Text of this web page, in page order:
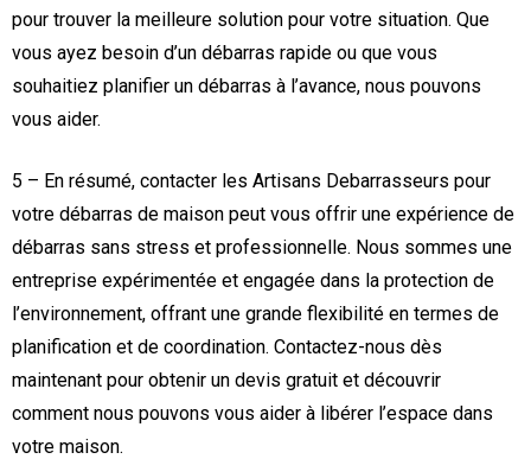
pour trouver la meilleure solution pour votre situation. Que
vous ayez besoin d’un débarras rapide ou que vous
souhaitiez planifier un débarras à l’avance, nous pouvons
vous aider.
5 – En résumé, contacter les Artisans Debarrasseurs pour
votre débarras de maison peut vous offrir une expérience de
débarras sans stress et professionnelle. Nous sommes une
entreprise expérimentée et engagée dans la protection de
l’environnement, offrant une grande flexibilité en termes de
planification et de coordination. Contactez-nous dès
maintenant pour obtenir un devis gratuit et découvrir
comment nous pouvons vous aider à libérer l’espace dans
votre maison.